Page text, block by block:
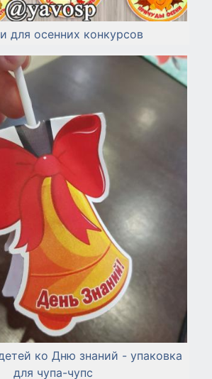
для осенних конкурсов
ко Дню знаний - упаковка
для чупа-чупс